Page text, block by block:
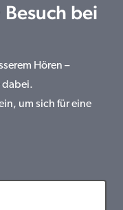
Besuch bei
Hören –
dabei.
um sich für eine